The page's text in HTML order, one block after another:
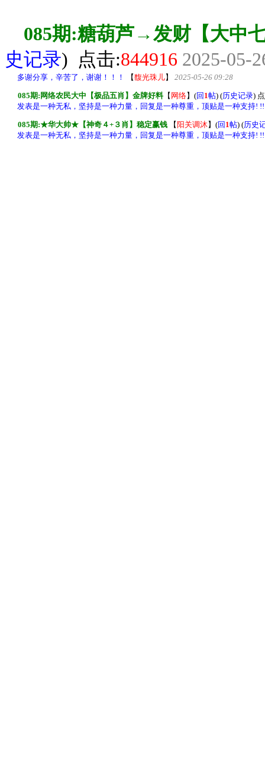
085期:糖葫芦→发财【大中
史记录) 点击:844916 2025-05-
多谢分享，辛苦了，谢谢！！！ 【馥光珠儿】 2025-05-26 09:28
085期:网络农民大中【极品五肖】金牌好料【 网络】 (回 1帖) (历史记录)
发表是一种无私，坚持是一种力量，回复是一种尊重，顶贴是一种支持!
085期:★华大帅★【神奇４+３肖】稳定赢钱 【 阳关调沐】 (回 1帖) (历史
发表是一种无私，坚持是一种力量，回复是一种尊重，顶贴是一种支持!